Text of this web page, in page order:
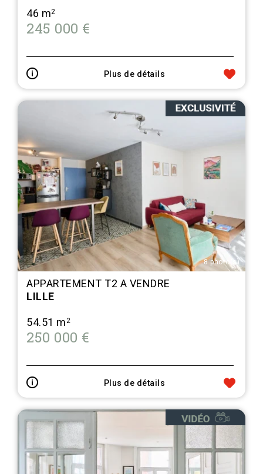
46 m2
245 000 €
Plus de détails
8 photo(s)
APPARTEMENT T2 A VENDRE
LILLE
54.51 m2
250 000 €
Plus de détails